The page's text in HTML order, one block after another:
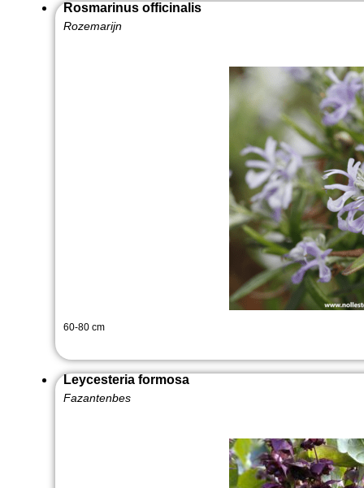
Rosmarinus officinalis
Rozemarijn
60-80 cm
Leycesteria formosa
Fazantenbes